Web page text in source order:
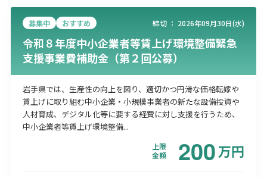
募集中 おすすめ 締切 ： 2026年09月30日(水)
令和８年度中小企業者等賃上げ環境整備緊急
支援事業費補助金（第２回公募）
岩手県では、生産性の向上を図り、適切かつ円滑な価格転嫁や
賃上げに取り組む中小企業・小規模事業者の新たな設備投資や
人材育成、デジタル化等に要する経費に対し支援を行うため、
中小企業者等賃上げ環境整備...
上限
金額
200万円